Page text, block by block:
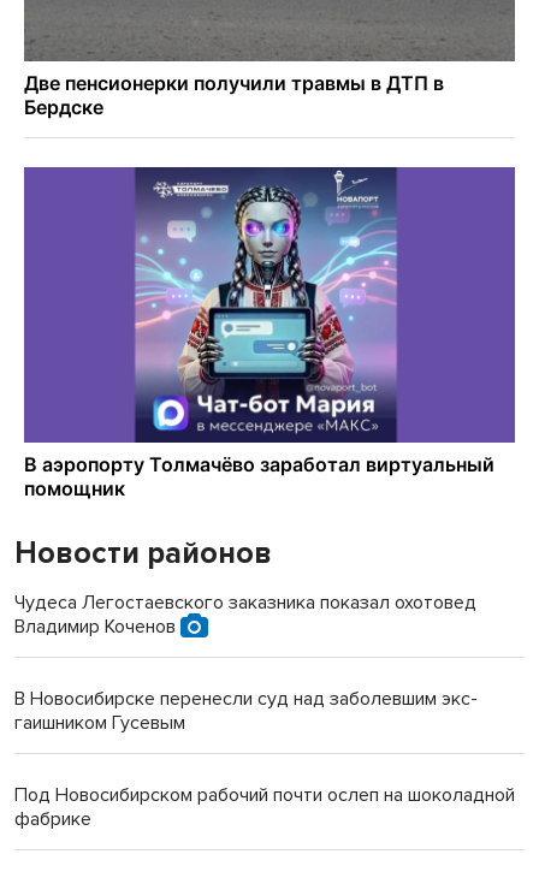
Новости районов
Чудеса Легостаевского заказника показал охотовед
Владимир Коченов
В Новосибирске перенесли суд над заболевшим экс-
гаишником Гусевым
Под Новосибирском рабочий почти ослеп на шоколадной
фабрике